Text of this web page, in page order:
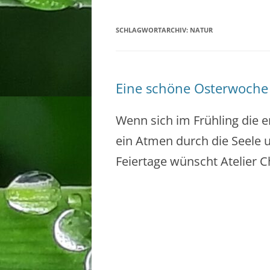
SCHLAGWORTARCHIV: NATUR
Eine schöne
Wenn sich im Frühling die
ein Atmen durch die Seele
Feiertage wünscht Atelier